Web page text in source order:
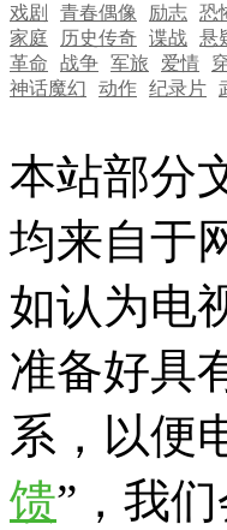
戏剧
青春偶像 励志 恐
家庭
历史传奇 谍战 悬
革命
战争 军旅 爱情
神话魔幻
动作 纪录片
本站部分
均来自于
如认为电
准备好具
系，以便
馈”，我